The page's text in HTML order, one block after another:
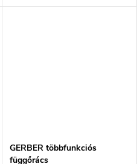
GERBER többfunkciós
függőrács